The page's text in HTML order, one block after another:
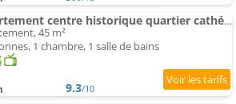
Appartement centre historique quartier cathédrale
45 m²
1 chambre, 1 salle de bains
9.3/10